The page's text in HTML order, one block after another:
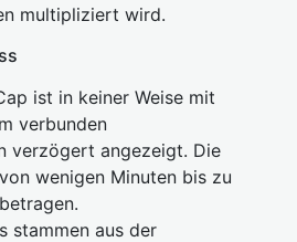
multipliziert wird.
ist in keiner Weise mit
verbunden
verzögert angezeigt. Die
wenigen Minuten bis zu
stammen aus der